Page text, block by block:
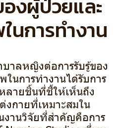
งผู้ป่วยและ
นการทำงาน
าลหญิงต่อการรับรู้ของ
นการทำงานได้รับการ
ลายชิ้นที่ชี้ให้เห็นถึง
งกายที่เหมาะสมใน
านวิจัยที่สำคัญคือการ